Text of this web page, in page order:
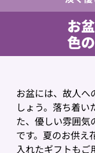
お
色
お盆には、故人へ
しょう。落ち着い
た、優しい雰囲気
です。夏のお供え
入れたギフトもご